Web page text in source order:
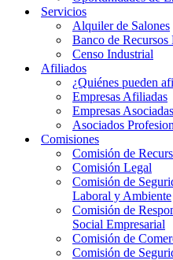
Servicios
Alquiler de Salones
Banco de Recursos
Censo Industrial
Afiliados
¿Quiénes pueden
Empresas Afiliadas
Empresas Asociadas
Asociados
Comisiones
Comisión de
Comisión Legal
Comisión de
Laboral y Ambiente
Comisión de
Social Empresarial
Comisión de
Comisión de